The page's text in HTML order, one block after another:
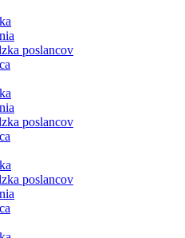
poslancov
poslancov
poslancov